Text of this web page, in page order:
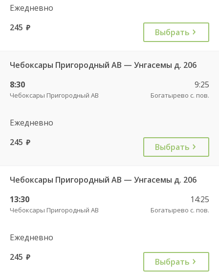
Ежедневно
245 руб. Выбрать
Чебоксары Пригородный АВ — Унгасемы д. 206
8:30
Чебоксары Пригородный АВ
9:25
Богатырево с. пов.
Ежедневно
245 руб. Выбрать
Чебоксары Пригородный АВ — Унгасемы д. 206
13:30
Чебоксары Пригородный АВ
14:25
Богатырево с. пов.
Ежедневно
245 руб. Выбрать